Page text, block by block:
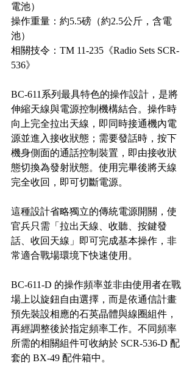
電池）
操作重量：約5.5磅（約2.5公斤，含電
池）
相關技令：TM 11-235《Radio Sets SCR-
536》
BC-611系列最具特色的操作設計，是將
伸縮天線與電源控制機構結合。操作時
向上完全拉出天線，即同時接通機內電
源並進入接收狀態；需要發話時，按下
機身側面的通話控制裝置，即由接收狀
態切換為發射狀態。使用完畢後將天線
完全收回，即可切斷電源。
這種設計省略獨立的傳統電源開關，使
官兵只需「拉出天線、收聽、按鍵發
話、收回天線」即可完成基本操作，非
常適合戰場環境下快速使用。
BC-611-D 的操作頻率並非由使用者在戰
場上以旋鈕自由選擇，而是依通信計畫
預先裝設相應的石英晶體與線圈組件，
再經調整後於指定頻率工作。不同頻率
所需的相關組件可收納於 SCR-536-D 配
套的 BX-49 配件箱中。